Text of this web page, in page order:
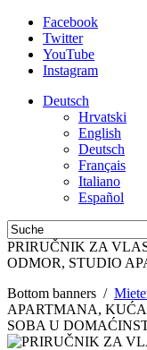
Facebook
Twitter
YouTube
Instagram
Deutsch
Hrvatski
English
Deutsch
Français
Italiano
Español
PRIRUČNIK ZA
ODMOR, STUDIO
Bottom banners /
APARTMANA,
SOBA U